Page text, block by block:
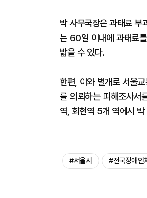
박 사무국장은 과태료 부
는 60일 이내에 과태료
밟을 수 있다.
한편, 이와 별개로 서울
를 의뢰하는 피해조사서
역, 회현역 5개 역에서
#서울시 #전국장애인